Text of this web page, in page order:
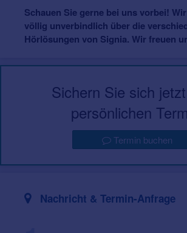
Schauen Sie gerne bei uns vorbei!
völlig unverbindlich über die
Hörlösungen von Signia. Wir freuen
Sichern Sie sich
persönlichen
Termin buchen
Nachricht & Termin-Anfrage